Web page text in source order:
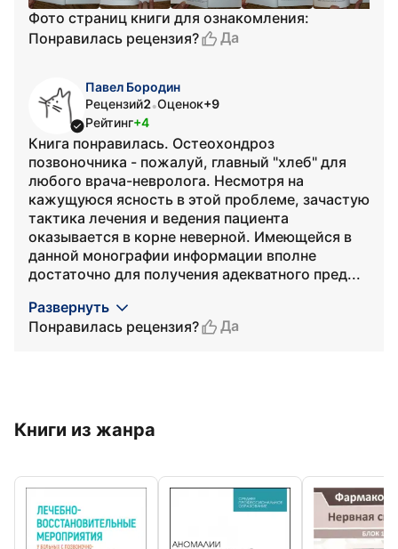
Фото страниц книги для ознакомления:
Понравилась рецензия?
Да
Павел Бородин
Рецензий2•Оценок+9
Рейтинг+4
Книга понравилась. Остеохондроз
позвоночника - пожалуй, главный "хлеб" для
любого врача-невролога. Несмотря на
кажущуюся ясность в этой проблеме, зачастую
тактика лечения и ведения пациента
оказывается в корне неверной. Имеющейся в
данной монографии информации вполне
достаточно для получения адекватного пред...
Развернуть
Понравилась рецензия?
Да
Книги из жанра